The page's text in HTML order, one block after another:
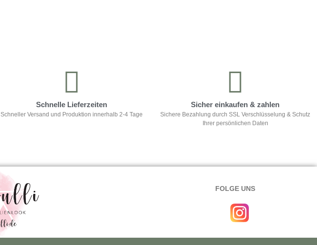
Schnelle Lieferzeiten
Schneller Versand und Produktion innerhalb 2-4 Tage
Sicher einkaufen & zahlen
Sichere Bezahlung durch SSL Verschlüsselung & Schutz
Ihrer persönlichen Daten
FOLGE UNS